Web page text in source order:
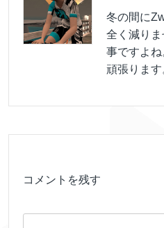
冬の間に
全く減り
事ですよ
頑張ります
コメントを残す